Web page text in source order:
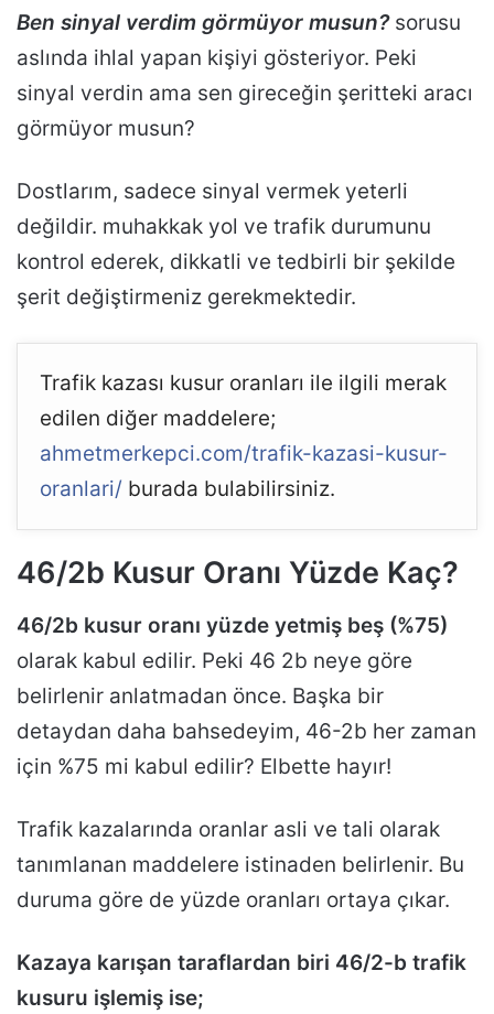
Ben sinyal verdim görmüyor musun?sorusu
aslında ihlal yapan kişiyi gösteriyor. Peki
sinyal verdin ama sen gireceğin şeritteki aracı
görmüyor musun?
Dostlarım, sadece sinyal vermek yeterli
değildir. muhakkak yol ve trafik durumunu
kontrol ederek, dikkatli ve tedbirli bir şekilde
şerit değiştirmeniz gerekmektedir.
Trafik kazası kusur oranları ile ilgili merak
edilen diğer maddelere;
ahmetmerkepci.com/trafik-kazasi-kusur-
oranlari/ burada bulabilirsiniz.
46/2b Kusur Oranı Yüzde Kaç?
46/2b kusur oranı yüzde yetmiş beş (%75)
olarak kabul edilir. Peki 46 2b neye göre
belirlenir anlatmadan önce. Başka bir
detaydan daha bahsedeyim, 46-2b her zaman
için %75 mi kabul edilir? Elbette hayır!
Trafik kazalarında oranlar asli ve tali olarak
tanımlanan maddelere istinaden belirlenir. Bu
duruma göre de yüzde oranları ortaya çıkar.
Kazaya karışan taraflardan biri 46/2-b trafik
kusuru işlemiş ise;